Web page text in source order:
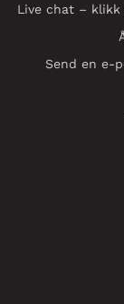
Live chat –
Send en e-